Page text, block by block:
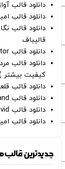
دانلود قالب
دانلود قالب
دانلود قالب
قالیباف
دانلود قالب kylian dictator
کیفیت بیشتر
دانلود قالب
دانلود قالب Oh Kevin De Bruyne - Paul Hand
دانلود قالب Gut Genug - kitschrieg ft. Shirin david
دانلود قالب
جدیدترین